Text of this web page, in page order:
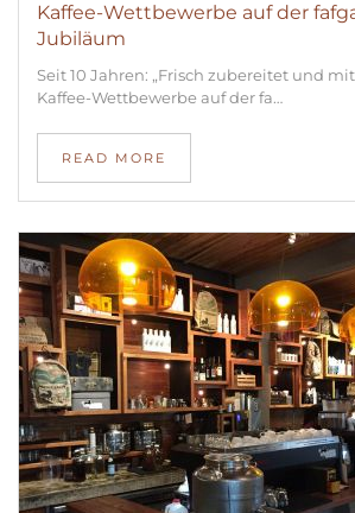
Kaffee-Wettbewerbe auf der
Jubiläum
Seit 10 Jahren: „Frisch zubereitet und
Kaffee-Wettbewerbe auf der fa…
READ MORE